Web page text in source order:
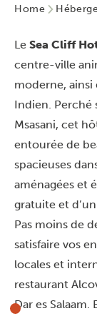
Home
Le Sea Cliff
centre-ville
moderne, ainsi
Indien. Perché
Msasani, cet
entourée de
spacieuses
aménagées et
gratuite et
Pas moins de
satisfaire vos
locales et
restaurant
Dar es